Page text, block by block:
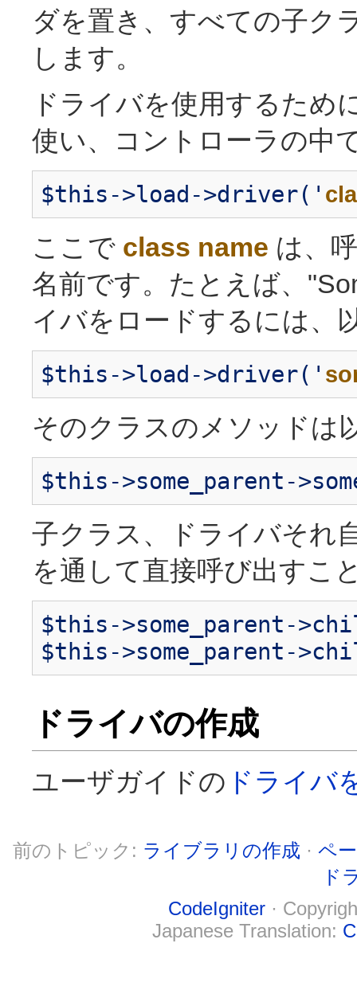
ダを置き、すべての子ク
します。
ドライバを使用するため
使い、コントローラの中
$this->load->driver('
ここで class name は、
名前です。たとえば、
イバをロードするには、
$this->load->driver('
そのクラスのメソッドは
$this->some_parent-
子クラス、ドライバそれ
を通して直接呼び出すこ
$this->some_parent-
$this->some_parent-
ドライバの作成
ユーザガイドの ドライバ
前のトピック: ライブラリの作成 · ペ
ド
CodeIgniter ·
Japanese Translation: